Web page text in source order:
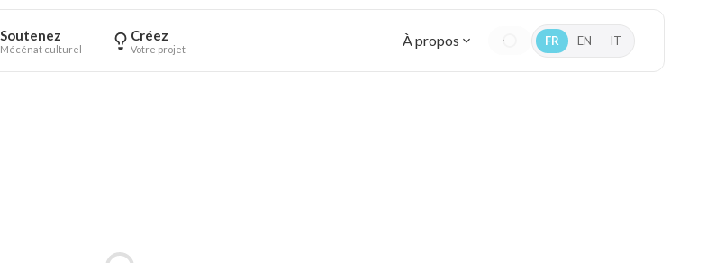
Soutenez
Mécénat culturel
Créez
Votre projet À propos FR EN IT